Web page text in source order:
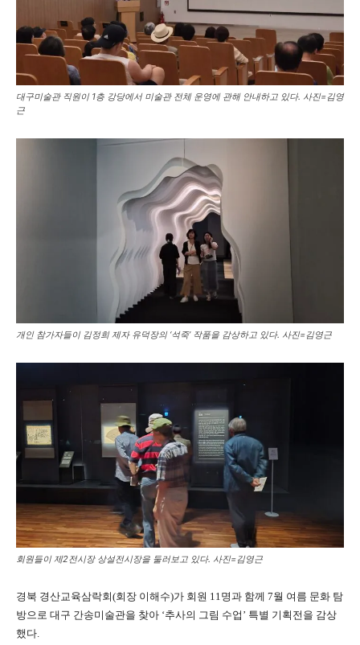
대구미술관 직원이 1층 강당에서 미술관 전체 운영에 관해 안내하고 있다. 사진=김영
근
개인 참가자들이 김정희 제자 유덕장의 ‘석죽’ 작품을 감상하고 있다. 사진=김영근
회원들이 제2전시장 상설전시장을 둘러보고 있다. 사진=김영근
경북 경산교육삼락회(회장 이해수)가 회원 11명과 함께 7월 여름 문화 탐
방으로 대구 간송미술관을 찾아 ‘추사의 그림 수업’ 특별 기획전을 감상
했다.